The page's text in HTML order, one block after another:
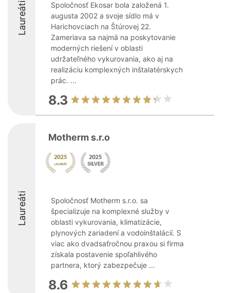
Laureáti
Spoločnosť Ekosar bola založená 1.
augusta 2002 a svoje sídlo má v
Harichovciach na Štúrovej 22.
Zameriava sa najmä na poskytovanie
moderných riešení v oblasti
udržateľného vykurovania, ako aj na
realizáciu komplexných inštalatérskych
prác. ...
8.3
Laureáti
Motherm s.r.o
Spoločnosť Motherm s.r.o. sa
špecializuje na komplexné služby v
oblasti vykurovania, klimatizácie,
plynových zariadení a vodoinštalácií. S
viac ako dvadsaťročnou praxou si firma
získala postavenie spoľahlivého
partnera, ktorý zabezpečuje ...
8.6